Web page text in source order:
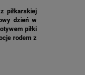
piłkarskiej
dzień w
piłki
rodem z